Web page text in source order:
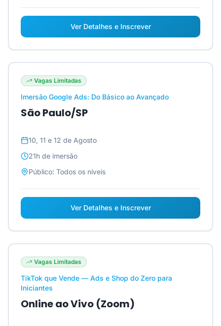
Ver Detalhes e Inscrever
Vagas Limitadas
Imersão Google Ads: Do Básico ao Avançado
São Paulo/SP
10, 11 e 12 de Agosto
21h de imersão
Público: Todos os níveis
Ver Detalhes e Inscrever
Vagas Limitadas
TikTok que Vende — Ads e Shop do Zero para
Iniciantes
Online ao Vivo (Zoom)